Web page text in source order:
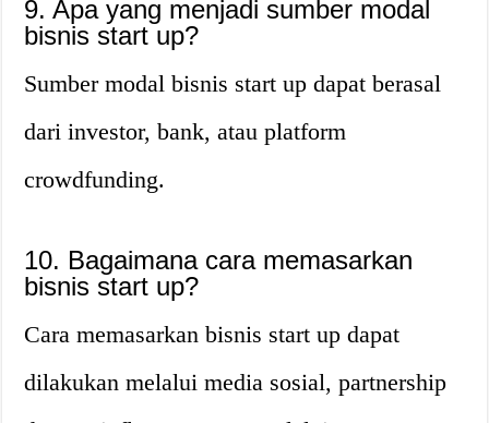
9. Apa yang menjadi sumber modal
bisnis start up?
Sumber modal bisnis start up dapat berasal
dari investor, bank, atau platform
crowdfunding.
10. Bagaimana cara memasarkan
bisnis start up?
Cara memasarkan bisnis start up dapat
dilakukan melalui media sosial, partnership